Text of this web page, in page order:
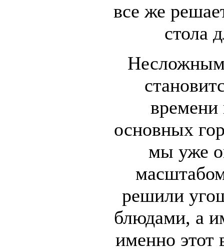
все же
стола
времени
основных
мы уже
решили
блюдами, а
именно этот